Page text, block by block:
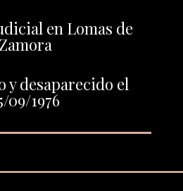
en Lomas de
Zamora
y desaparecido el
09/1976